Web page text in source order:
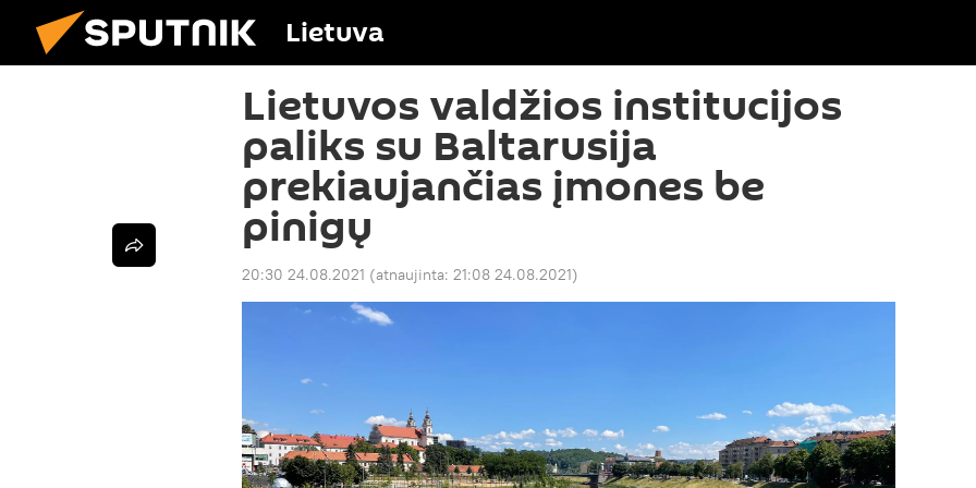
Lietuva
Lietuvos valdžios institucijos
paliks su Baltarusija
prekiaujančias įmones be
pinigų
20:30 24.08.2021 (atnaujinta: 21:08 24.08.2021)